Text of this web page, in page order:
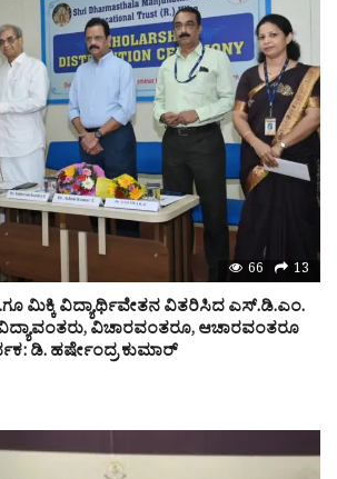
66 13
ಮಿಕ್ಕಿ ವಿದ್ಯಾರ್ಥಿವೇತನ ವಿತರಿಸಿದ ಎಸ್.ಡಿ.ಎಂ.
ವಿಚಾರವಂತರೂ, ಆಚಾರವಂತರೂ
ಡಿ. ಹರ್ಷೇಂದ್ರ ಕುಮಾರ್